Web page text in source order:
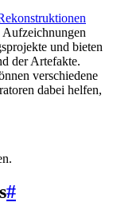
und bieten
der Artefakte.
verschiedene
dabei helfen,
#